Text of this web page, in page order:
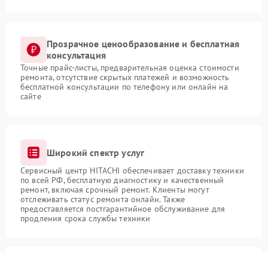
Прозрачное ценообразование и бесплатная
консультация
Точные прайс-листы, предварительная оценка стоимости
ремонта, отсутствие скрытых платежей и возможность
бесплатной консультации по телефону или онлайн на
сайте
Широкий спектр услуг
Сервисный центр HITACHI обеспечивает доставку техники
по всей РФ, бесплатную диагностику и качественный
ремонт, включая срочный ремонт. Клиенты могут
отслеживать статус ремонта онлайн. Также
предоставляется постгарантийное обслуживание для
продления срока службы техники